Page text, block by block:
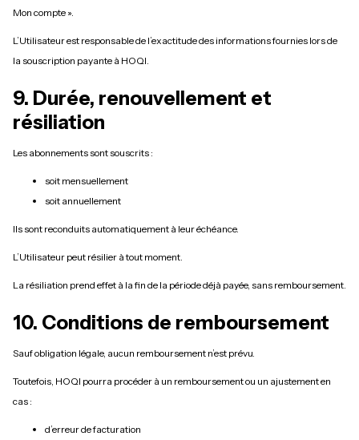
Mon compte ».
L’Utilisateur est responsable de l’exactitude des informations fournies lors de
la souscription payante à HOQI.
9. Durée, renouvellement et
résiliation
Les abonnements sont souscrits :
soit mensuellement
soit annuellement
Ils sont reconduits automatiquement à leur échéance.
L’Utilisateur peut résilier à tout moment.
La résiliation prend effet à la fin de la période déjà payée, sans remboursement.
10. Conditions de remboursement
Sauf obligation légale, aucun remboursement n’est prévu.
Toutefois, HOQI pourra procéder à un remboursement ou un ajustement en
cas :
d’erreur de facturation